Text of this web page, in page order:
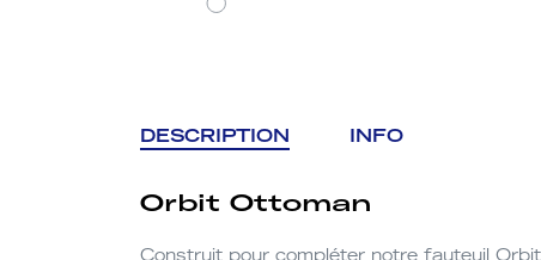
DESCRIPTION INFO
Orbit Ottoman
Construit pour compléter notre fauteuil